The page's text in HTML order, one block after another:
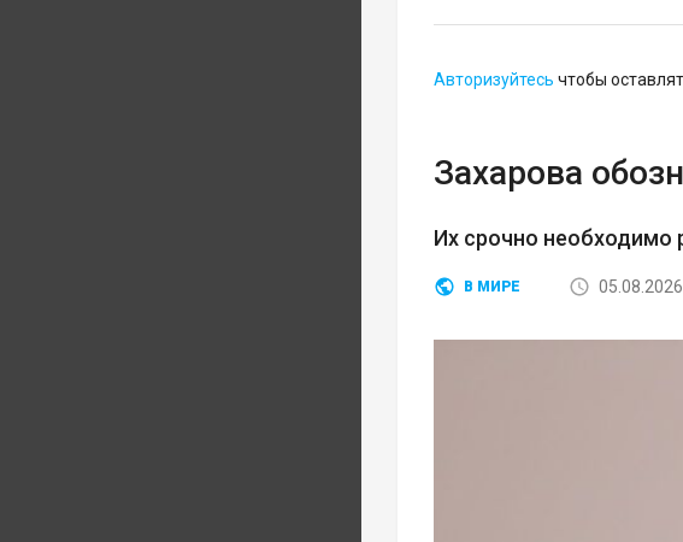
Авторизуйтесь чтобы
Захарова
Их срочно необходимо
В МИРЕ